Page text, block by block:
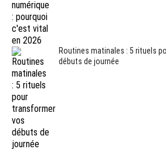
Routines matinales : 5 rituels
débuts de journée